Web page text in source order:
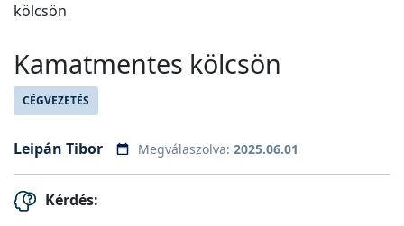
kölcsön
Kamatmentes kölcsön
CÉGVEZETÉS
Leipán Tibor Megválaszolva: 2025.06.01
Kérdés: